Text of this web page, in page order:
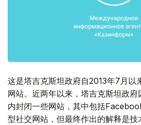
这是塔吉克斯坦政府自2013年7月
网站。近两年以来，塔吉克斯坦政
内封闭一些网站，其中包括
型社交网站，但最终作出的解释是技